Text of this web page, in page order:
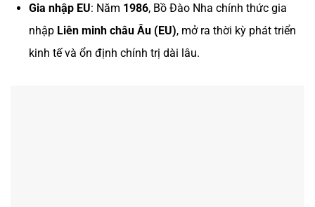
Gia nhập EU: Năm 1986, Bồ Đào Nha chính thức gia
nhập Liên minh châu Âu (EU), mở ra thời kỳ phát triển
kinh tế và ổn định chính trị dài lâu.